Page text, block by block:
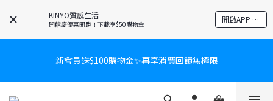
KINYO質感生活
開館慶優惠開跑！下載享$50購物金 開啟APP 享隱藏優惠
新會員送$100購物金✨再享消費回饋無極限
新會員送$100購物金✨再享消費回饋無極限
爸氣有禮賞🎁全館任2件9折✨刮鬍刀、按摩家電、電動牙刷、藍芽